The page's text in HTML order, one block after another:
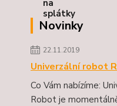
Novinky
22.11.2019
Univerzální robot
Co Vám nabízíme:
Robot je